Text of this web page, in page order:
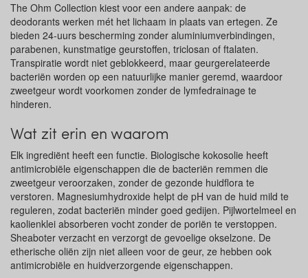
The Ohm Collection kiest voor een andere aanpak: de
deodorants werken mét het lichaam in plaats van ertegen. Ze
bieden 24-uurs bescherming zonder aluminiumverbindingen,
parabenen, kunstmatige geurstoffen, triclosan of ftalaten.
Transpiratie wordt niet geblokkeerd, maar geurgerelateerde
bacteriën worden op een natuurlijke manier geremd, waardoor
zweetgeur wordt voorkomen zonder de lymfedrainage te
hinderen.
Wat zit erin en waarom
Elk ingrediënt heeft een functie. Biologische kokosolie heeft
antimicrobiële eigenschappen die de bacteriën remmen die
zweetgeur veroorzaken, zonder de gezonde huidflora te
verstoren. Magnesiumhydroxide helpt de pH van de huid mild te
reguleren, zodat bacteriën minder goed gedijen. Pijlwortelmeel en
kaolienklei absorberen vocht zonder de poriën te verstoppen.
Sheaboter verzacht en verzorgt de gevoelige okselzone. De
etherische oliën zijn niet alleen voor de geur, ze hebben ook
antimicrobiële en huidverzorgende eigenschappen.